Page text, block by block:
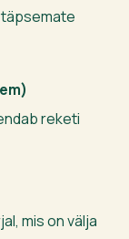
reketi
mis on välja